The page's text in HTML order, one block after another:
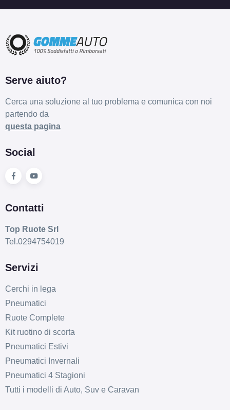
Serve aiuto?
Cerca una soluzione al tuo problema e comunica con noi
partendo da
questa pagina
Social
Contatti
Top Ruote Srl
Tel.0294754019
Servizi
Cerchi in lega
Pneumatici
Ruote Complete
Kit ruotino di scorta
Pneumatici Estivi
Pneumatici Invernali
Pneumatici 4 Stagioni
Tutti i modelli di Auto, Suv e Caravan